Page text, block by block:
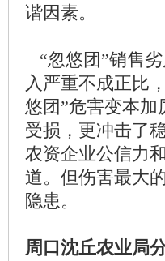
谐因素。
“忽悠团”销售
入严重不成正比
悠团”危害变本
受损，更冲击了
农资企业公信力
道。但伤害最大
隐患。
周口沈丘农业局